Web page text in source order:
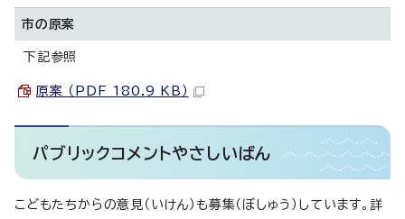
市の原案
下記参照
原案 （PDF 180.9 KB）
パブリックコメントやさしいばん
こどもたちからの意見（いけん）も募集（ぼしゅう）しています。詳